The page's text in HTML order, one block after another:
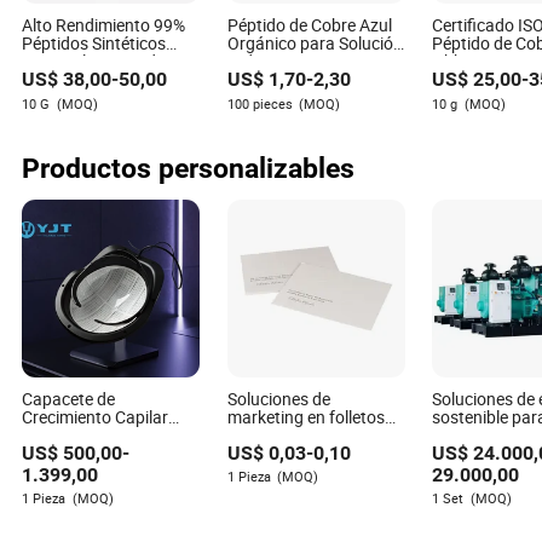
Notablemente, el ecosistema de IP está evolucionando
hacia una mayor estandarización, con productos
autorizados que ahora representan casi el 70% del
mercado, formando una cadena industrial estable
derechos y Kingnet Network como el desarrollador
principal y operador de la plataforma.
Alto Rendimiento 99%
Péptidos Sintéticos
Puros Oligopeptide-68
para Revertir el
Envejecimiento de la
Piel Radiante CAS
US$38,00-50,00
10 G (MOQ)
Péptido de Cobre Azul
Orgánico para Solución
Hidratante Anti-
Envejecimiento
Cuidado de la Piel
US$ 1,70-2,30
100 pieces (MOQ)
Certificado
Péptido de
Ghk-Cu
Reducción de
& Aclarado
US$25,00-
10 g (MOQ)
Productos personalizables
Capacete de
Crecimiento Capilar
Tu Solución para la
Pérdida de Cabello en
Casa
US$ 500,00-
1.399,00
1 Pieza (MOQ)
Soluciones de
marketing en folletos
crecimiento y la
visibilidad empresarial
US$ 0,03-0,10
1 Pieza (MOQ)
Soluciones de
sostenible
productividad
invernaderos
US$
29.000,00
1 Set (MOQ)